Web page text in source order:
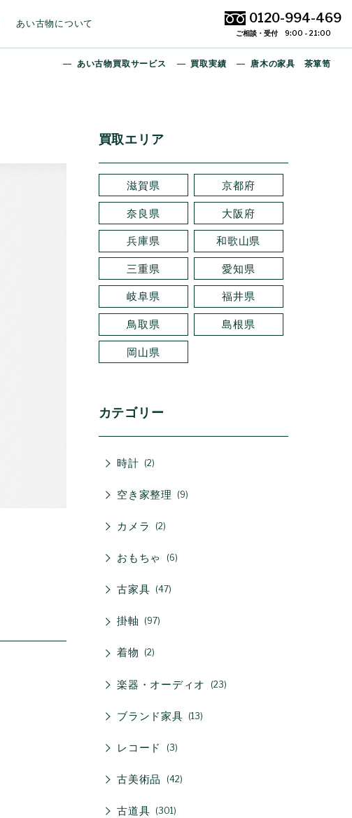
あい古物について 0120-994-469
ご相談・受付 9:00 - 21:00
あい古物買取サービス 買取実績 唐木の家具 茶箪笥
買取エリア
滋賀県 京都府
奈良県 大阪府
兵庫県 和歌山県
三重県 愛知県
岐阜県 福井県
鳥取県 島根県
岡山県
カテゴリー
時計 2
空き家整理 9
カメラ 2
おもちゃ 6
古家具 47
掛軸 97
着物 2
楽器・オーディオ 23
ブランド家具 13
レコード 3
古美術品 42
古道具 301